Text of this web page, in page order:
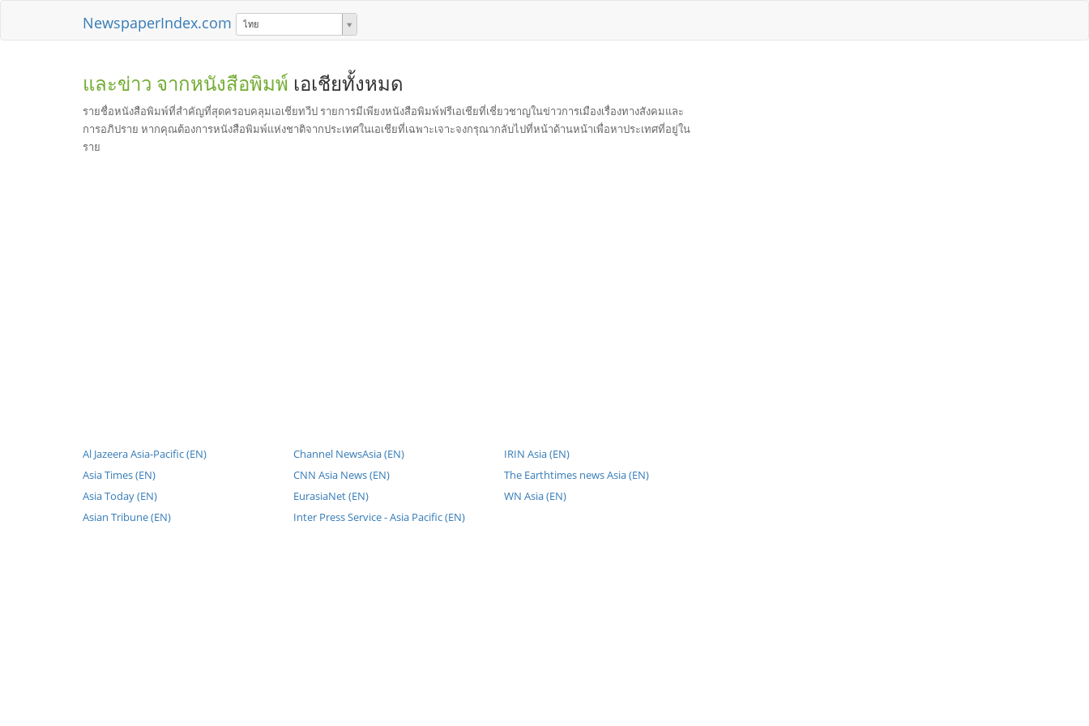
NewspaperIndex.com ไทย
และข่าว จากหนังสือพิมพ์ เอเชียทั้งหมด
รายชื่อหนังสือพิมพ์ที่สำคัญที่สุดครอบคลุมเอเชียทวีป รายการมีเพียงหนังสือพิมพ์ฟรีเอเชียที่เชี่ยวชาญในข่าวการเมืองเรื่องทางสังคมและ
การอภิปราย หากคุณต้องการหนังสือพิมพ์แห่งชาติจากประเทศในเอเชียที่เฉพาะเจาะจงกรุณากลับไปที่หน้าด้านหน้าเพื่อหาประเทศที่อยู่ใน
ราย
Al Jazeera Asia-Pacific (EN)
Asia Times (EN)
Asia Today (EN)
Asian Tribune (EN)
Channel NewsAsia (EN)
CNN Asia News (EN)
EurasiaNet (EN)
Inter Press Service - Asia Pacific (EN)
IRIN Asia (EN)
The Earthtimes news Asia (EN)
WN Asia (EN)